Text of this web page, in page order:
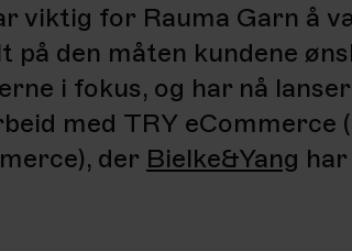
viktig for Rauma Garn å
på den måten kundene
i fokus, og har nå
med TRY eCommerce
), der Bielke&Yang